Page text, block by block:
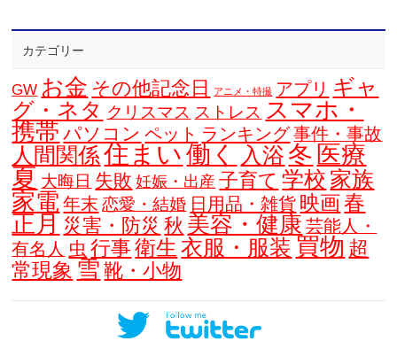
カテゴリー
GW お金 その他記念日 アニメ・特撮 アプリ ギャ
グ・ネタ クリスマス ストレス スマホ・
携帯 パソコン ペット ランキング事件・事故
人間関係住まい 働く 入浴 冬 医療
夏 大晦日 失敗 妊娠・出産 子育て 学校 家族
家電 年末 恋愛・結婚 日用品・雑貨 映画 春
正月 災害・防災 秋 美容・健康 芸能人・
有名人 虫 行事 衛生 衣服・服装 買物 超
常現象 雪 靴・小物